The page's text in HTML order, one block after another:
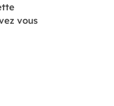
vous